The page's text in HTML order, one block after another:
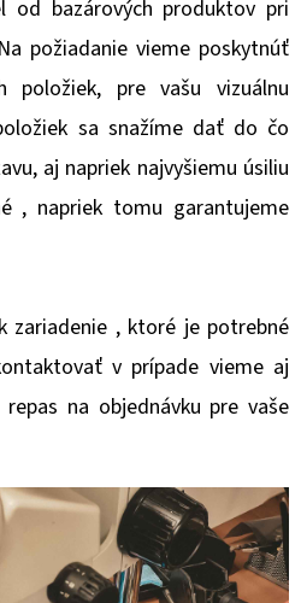
od bazárových produktov pri
požiadanie vieme poskytnúť
položiek, pre vašu vizuálnu
sa snažíme dať do čo
aj napriek najvyšiemu úsiliu
, napriek tomu garantujeme
zariadenie , ktoré je potrebné
v prípade vieme aj
na objednávku pre vaše